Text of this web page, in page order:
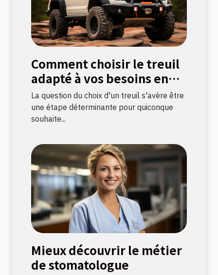
Comment choisir le treuil
adapté à vos besoins en
bricolage
La question du choix d'un treuil s'avère être
une étape déterminante pour quiconque
souhaite...
Mieux découvrir le métier
de stomatologue